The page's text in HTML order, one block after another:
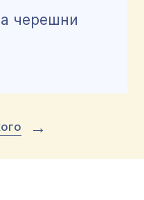
черешни
→